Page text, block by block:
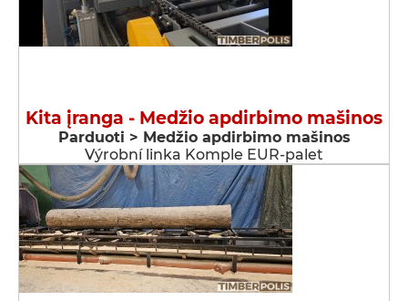
Kita įranga - Medžio apdirbimo mašinos
Parduoti > Medžio apdirbimo mašinos
Výrobní linka Komple EUR-palet